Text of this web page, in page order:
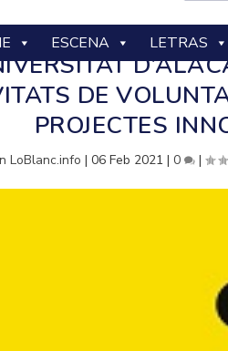
ESCENA LETRAS
DE
PROJECTES
LoBlanc.info |06 Feb 2021 |0 |